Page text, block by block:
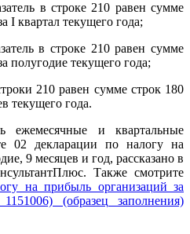
в строке 210 равен сумме
I квартал текущего года;
в строке 210 равен сумме
полугодие текущего года;
210 равен сумме строк 180
текущего года.
ежемесячные и квартальные
02 декларации по налогу на
9 месяцев и год, рассказано в
Также смотрите
на прибыль организаций за
(образец заполнения)